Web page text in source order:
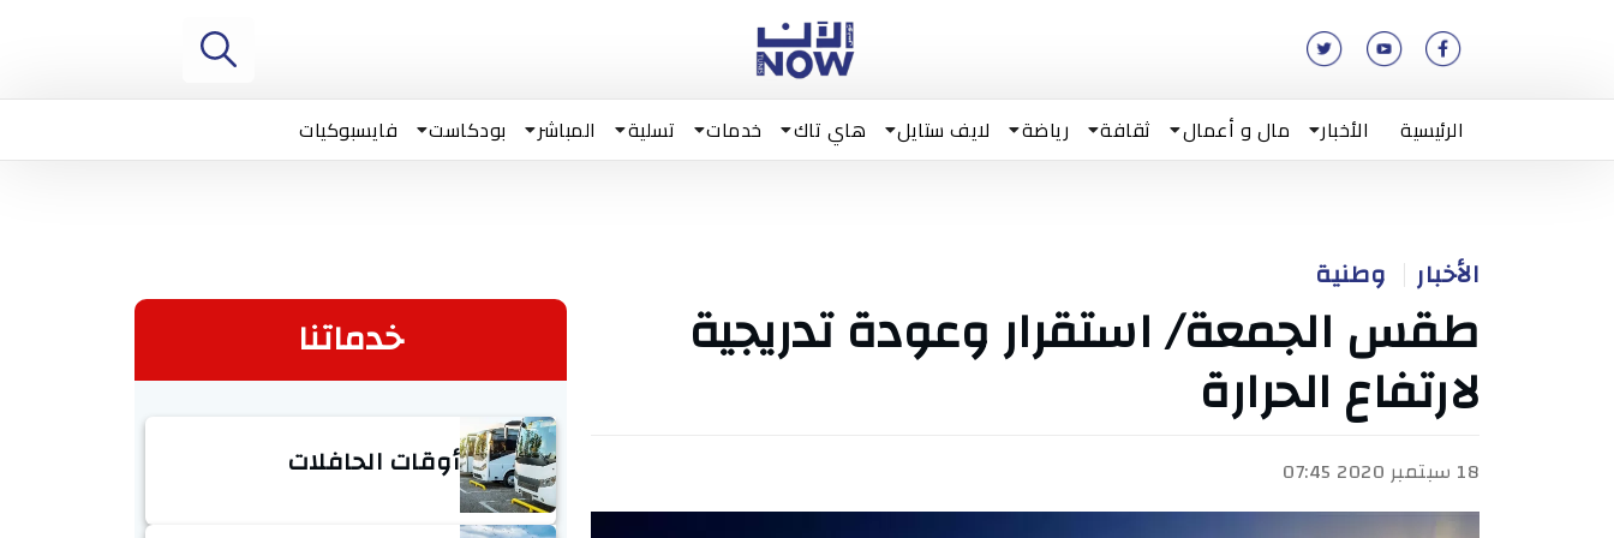
الرئيسية الأخبار مال و أعمال ثقافة رياضة لايف ستايل هاي تاك خدمات تسلية المباشر بودكاست فايسبوكيات
الأخبار وطنية
طقس الجمعة/ استقرار وعودة تدريجية
لارتفاع الحرارة
18 سبتمبر 2020 07:45
خدماتنا
أوقات الحافلات